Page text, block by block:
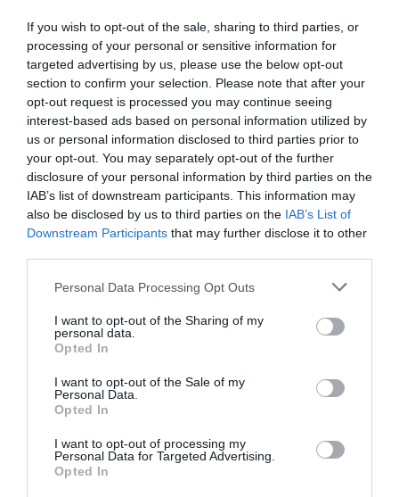
If you wish to opt-out of the sale, sharing to third parties, or
processing of your personal or sensitive information for
targeted advertising by us, please use the below opt-out
section to confirm your selection. Please note that after your
opt-out request is processed you may continue seeing
interest-based ads based on personal information utilized by
us or personal information disclosed to third parties prior to
your opt-out. You may separately opt-out of the further
disclosure of your personal information by third parties on the
IAB’s list of downstream participants. This information may
also be disclosed by us to third parties on the IAB’s List of
Downstream Participants that may further disclose it to other
Personal Data Processing Opt Outs
I want to opt-out of the Sharing of my
personal data.
Opted In
I want to opt-out of the Sale of my
Personal Data.
Opted In
I want to opt-out of processing my
Personal Data for Targeted Advertising.
Opted In
Δημοτική Επιτροπή Καλαμάτας:
Σχεδόν 25.000 ευρώ στα social media
για τουριστική προβολή
Συνεδρίασε χθες η Δημοτική Επιτροπή
ημερησίας διάταξης και να αφορά...